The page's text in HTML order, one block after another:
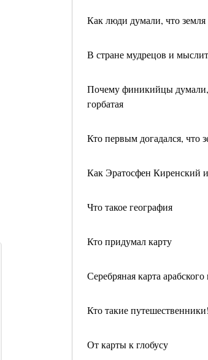
Как люди думали, что земля
В стране мудрецов и
Почему финикийцы думали,
горбатая
Кто первым догадался, что
Как Эратосфен Киренский
Что такое география
Кто придумал карту
Серебряная карта арабского
Кто такие путешественники!
От карты к глобусу